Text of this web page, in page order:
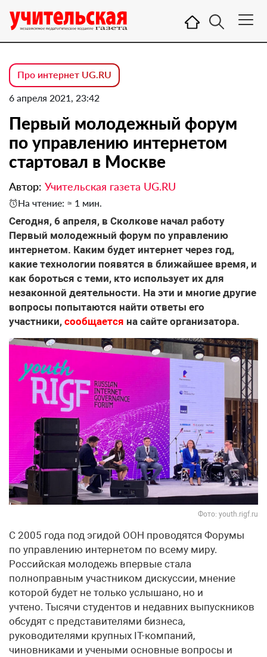
Про интернет UG.RU
6 апреля 2021, 23:42
Первый молодежный форум
по управлению интернетом
стартовал в Москве
Автор: Учительская газета UG.RU
На чтение: ≈ 1 мин.
Сегодня, 6 апреля, в Сколкове начал работу
Первый молодежный форум по управлению
интернетом. Каким будет интернет через год,
какие технологии появятся в ближайшее время, и
как бороться с теми, кто использует их для
незаконной деятельности. На эти и многие другие
вопросы попытаются найти ответы его
участники, сообщается на сайте организатора.
Фото: youth.rigf.ru
С 2005 года под эгидой ООН проводятся Форумы
по управлению интернетом по всему миру.
Российская молодежь впервые стала
полноправным участником дискуссии, мнение
которой будет не только услышано, но и
учтено. Тысячи студентов и недавних выпускников
обсудят с представителями бизнеса,
руководителями крупных IT-компаний,
чиновниками и учеными основные вопросы и